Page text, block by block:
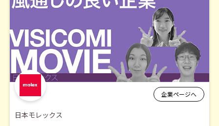
企業ページへ
日本モレックス